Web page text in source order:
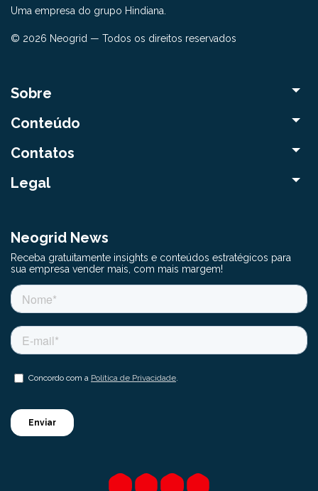
Uma empresa do grupo Hindiana.
© 2026 Neogrid — Todos os direitos reservados
Sobre
Conteúdo
Contatos
Legal
Neogrid News